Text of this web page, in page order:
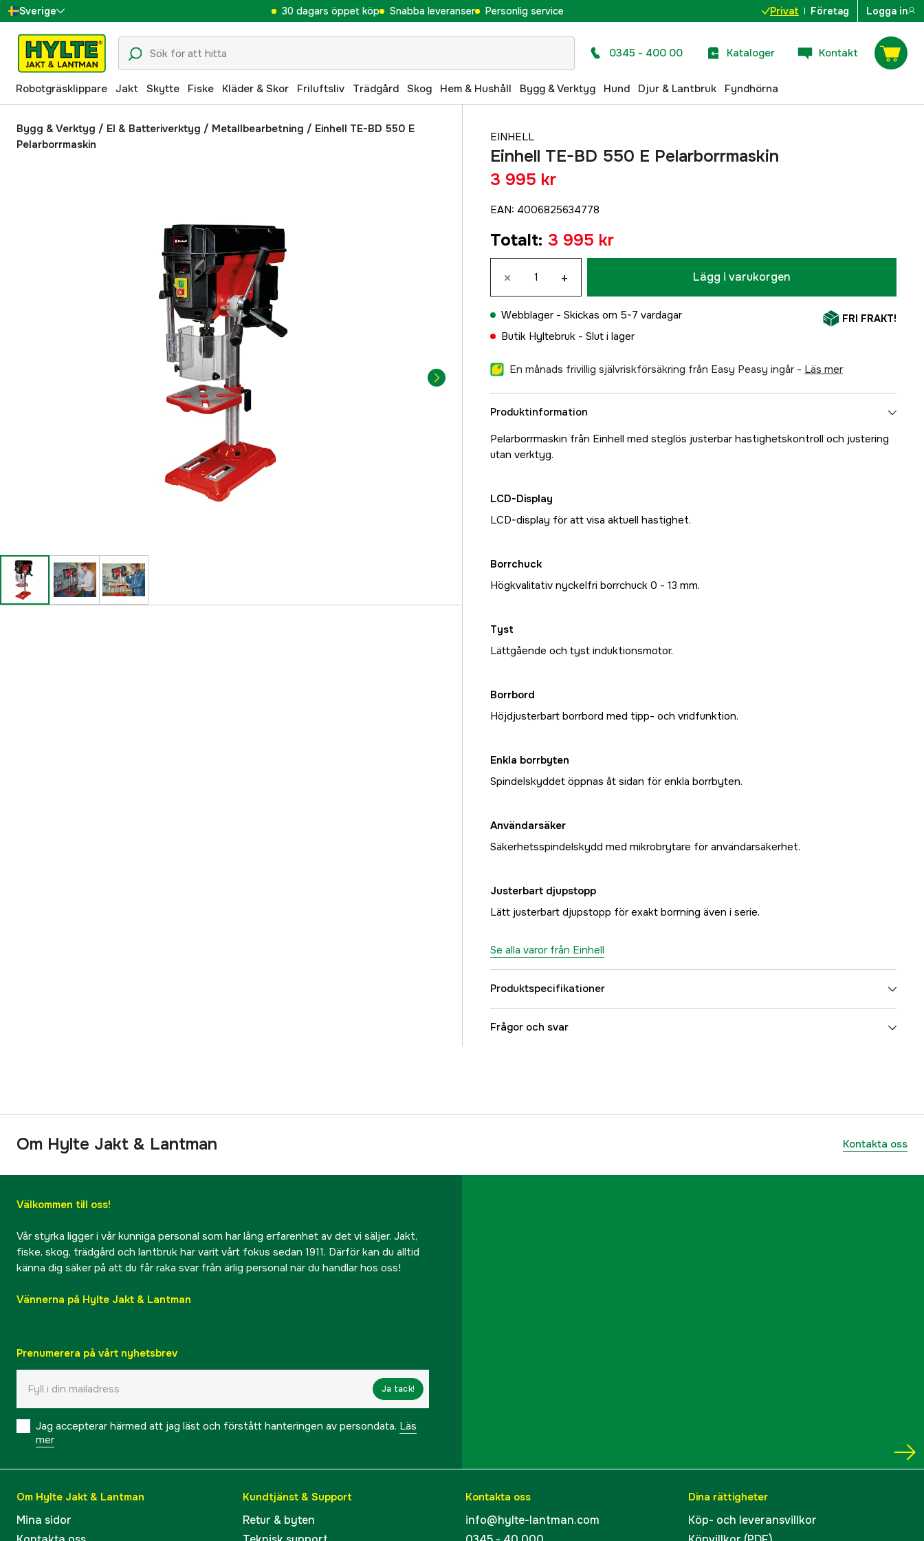
Sverige
Danmark
Suomi
Norge
Deutschland
30 dagars öppet köp Snabba leveranser Personlig service Privat Företag Logga in
0345 - 400 00 Kataloger Kontakt
Robotgräsklippare Jakt Skytte Fiske Kläder & Skor Friluftsliv Trädgård Skog Hem & Hushåll Bygg & Verktyg Hund Djur & Lantbruk Fyndhörna
Bygg & Verktyg / El & Batteriverktyg / Metallbearbetning / Einhell TE-BD 550 E
Pelarborrmaskin
EINHELL
Einhell TE-BD 550 E Pelarborrmaskin
3 995 kr
EAN: 4006825634778
Totalt: 3 995 kr
× + Lägg i varukorgen
Webblager - Skickas om 5-7 vardagar
Butik Hyltebruk - Slut i lager
FRI FRAKT!
En månads frivillig självriskförsäkring från Easy Peasy ingår - läs mer
Produktinformation
Pelarborrmaskin från Einhell med steglös justerbar hastighetskontroll och justering
utan verktyg.
LCD-Display
LCD-display för att visa aktuell hastighet.
Borrchuck
Högkvalitativ nyckelfri borrchuck 0 - 13 mm.
Tyst
Lättgående och tyst induktionsmotor.
Borrbord
Höjdjusterbart borrbord med tipp- och vridfunktion.
Enkla borrbyten
Spindelskyddet öppnas åt sidan för enkla borrbyten.
Användarsäker
Säkerhetsspindelskydd med mikrobrytare för användarsäkerhet.
Justerbart djupstopp
Lätt justerbart djupstopp för exakt borrning även i serie.
Se alla varor från Einhell
Produktspecifikationer
Drivkälla
Frågor och svar
Om Hylte Jakt & Lantman Kontakta oss
Välkommen till oss!
Vår styrka ligger i vår kunniga personal som har lång erfarenhet av det vi säljer. Jakt,
fiske, skog, trädgård och lantbruk har varit vårt fokus sedan 1911. Därför kan du alltid
känna dig säker på att du får raka svar från ärlig personal när du handlar hos oss!
Vännerna på Hylte Jakt & Lantman
Prenumerera på vårt nyhetsbrev
Ja tack!
Jag accepterar härmed att jag läst och förstått hanteringen av persondata. Läs
mer
Om Hylte Jakt & Lantman
Mina sidor
Kundtjänst & Support
Retur & byten
Kontakta oss
info@hylte-lantman.com
Dina rättigheter
Köp- och leveransvillkor